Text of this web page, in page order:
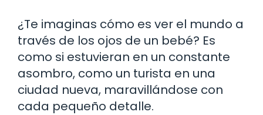
¿Te imaginas cómo es ver el mundo a
través de los ojos de un bebé? Es
como si estuvieran en un constante
asombro, como un turista en una
ciudad nueva, maravillándose con
cada pequeño detalle.